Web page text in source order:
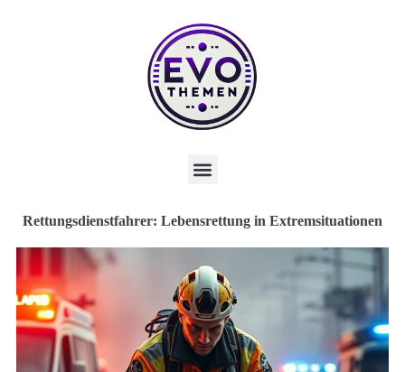
Rettungsdienstfahrer: Lebensrettung in Extremsituationen